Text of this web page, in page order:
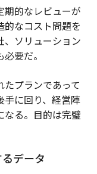
期的なレビューが
なコスト問題を
、ソリューション
要だ。
プランであって
手に回り、経営陣
なる。目的は完璧
データ